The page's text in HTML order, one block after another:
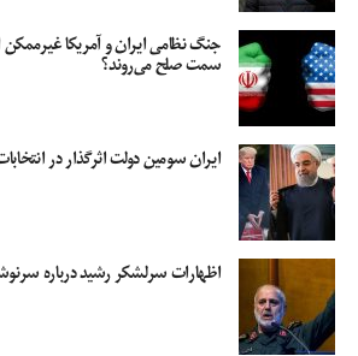
جنگ نظامی ایران و آمریکا
سمت صلح می‌روند؟
ایران سومین دولت اثرگذار در انتخابات ۲۰۲۰
اظهارات سرلشکر رشید درباره